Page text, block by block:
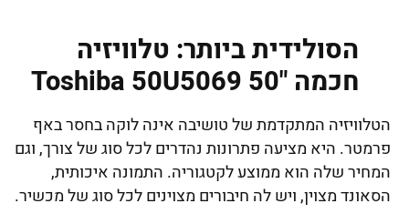
הסולידית ביותר: טלוויזיה
חכמה "50 Toshiba 50U5069
הטלוויזיה המתקדמת של טושיבה אינה לוקה בחסר באף
פרמטר. היא מציעה פתרונות נהדרים לכל סוג של צורך, וגם
המחיר שלה הוא ממוצע לקטגוריה. התמונה איכותית,
הסאונד מצוין, ויש לה חיבורים מצוינים לכל סוג של מכשיר.